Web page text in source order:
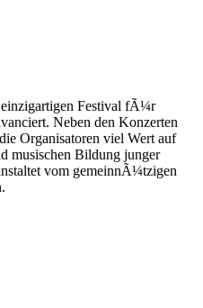
Festival fÃ¼r
Neben den Konzerten
Organisatoren viel Wert auf
musischen Bildung junger
vom gemeinnÃ¼tzigen